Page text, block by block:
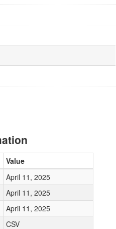
Value
April 11, 2025
April 11, 2025
April 11, 2025
CSV